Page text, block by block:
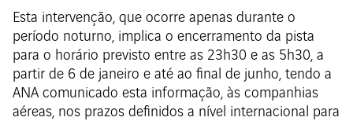
Esta intervenção, que ocorre apenas durante o
período noturno, implica o encerramento da pista
para o horário previsto entre as 23h30 e as 5h30, a
partir de 6 de janeiro e até ao final de junho, tendo a
ANA comunicado esta informação, às companhias
aéreas, nos prazos definidos a nível internacional para